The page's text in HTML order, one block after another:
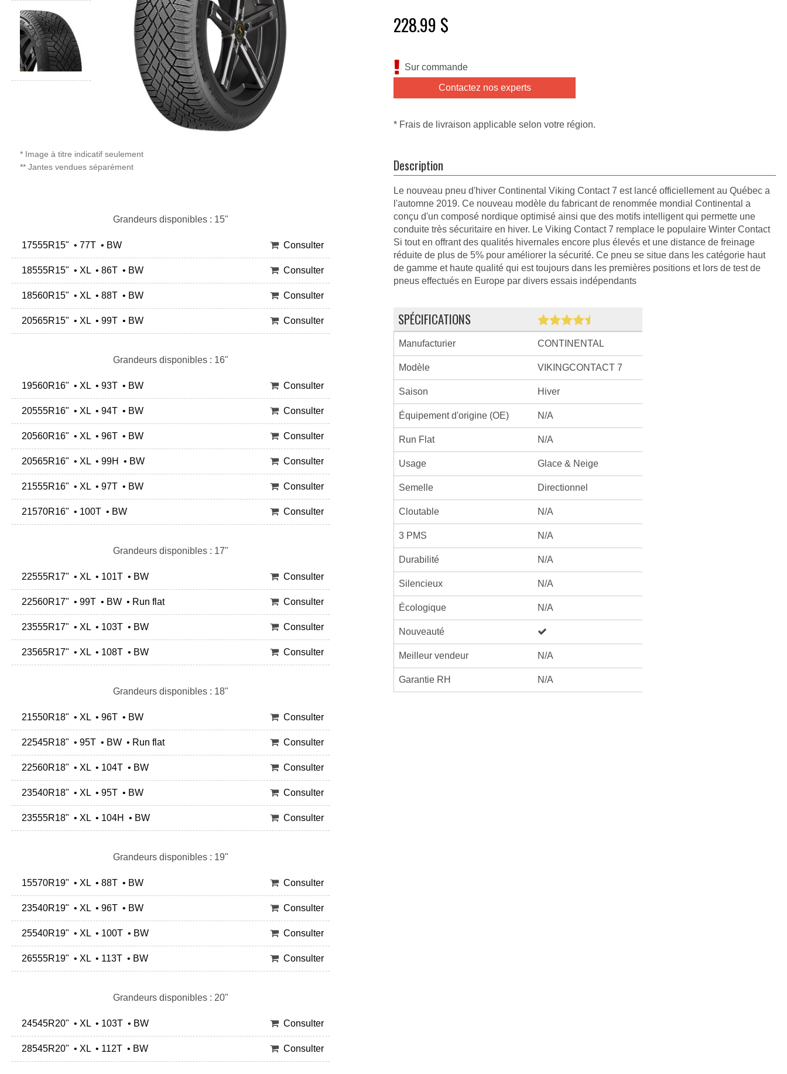
* Image à titre indicatif seulement
** Jantes vendues séparément
Grandeurs disponibles : 15"
17555R15" • 77T • BW Consulter
18555R15" • XL • 86T • BW Consulter
18560R15" • XL • 88T • BW Consulter
20565R15" • XL • 99T • BW Consulter
Grandeurs disponibles : 16"
19560R16" • XL • 93T • BW Consulter
20555R16" • XL • 94T • BW Consulter
20560R16" • XL • 96T • BW Consulter
20565R16" • XL • 99H • BW Consulter
21555R16" • XL • 97T • BW Consulter
21570R16" • 100T • BW Consulter
Grandeurs disponibles : 17"
22555R17" • XL • 101T • BW Consulter
22560R17" • 99T • BW • Run flat Consulter
23555R17" • XL • 103T • BW Consulter
23565R17" • XL • 108T • BW Consulter
Grandeurs disponibles : 18"
21550R18" • XL • 96T • BW Consulter
22545R18" • 95T • BW • Run flat Consulter
22560R18" • XL • 104T • BW Consulter
23540R18" • XL • 95T • BW Consulter
23555R18" • XL • 104H • BW Consulter
Grandeurs disponibles : 19"
15570R19" • XL • 88T • BW Consulter
23540R19" • XL • 96T • BW Consulter
25540R19" • XL • 100T • BW Consulter
26555R19" • XL • 113T • BW Consulter
Grandeurs disponibles : 20"
24545R20" • XL • 103T • BW Consulter
28545R20" • XL • 112T • BW Consulter
228.99 $
Sur commande
Contactez nos experts
* Frais de livraison applicable selon votre région.
Description
Le nouveau pneu d'hiver Continental Viking Contact 7 est lancé officiellement au Québec a
l'automne 2019. Ce nouveau modèle du fabricant de renommée mondial Continental a
conçu d'un composé nordique optimisé ainsi que des motifs intelligent qui permette une
conduite très sécuritaire en hiver. Le Viking Contact 7 remplace le populaire Winter Contact
Si tout en offrant des qualités hivernales encore plus élevés et une distance de freinage
réduite de plus de 5% pour améliorer la sécurité. Ce pneu se situe dans les catégorie haut
de gamme et haute qualité qui est toujours dans les premières positions et lors de test de
pneus effectués en Europe par divers essais indépendants
SPÉCIFICATIONS
Manufacturier CONTINENTAL
Modèle VIKINGCONTACT 7
Saison Hiver
Équipement d'origine (OE) N/A
Run Flat N/A
Usage Glace & Neige
Semelle Directionnel
Cloutable N/A
3 PMS N/A
Durabilité N/A
Silencieux N/A
Écologique N/A
Nouveauté
Meilleur vendeur N/A
Garantie RH N/A